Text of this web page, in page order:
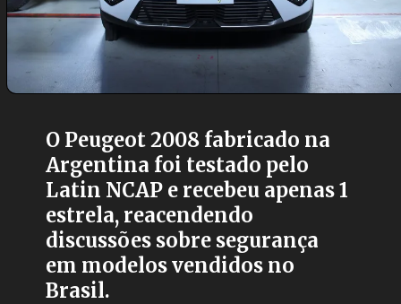
O Peugeot 2008 fabricado na
Argentina foi testado pelo
Latin NCAP e recebeu apenas 1
estrela, reacendendo
discussões sobre segurança
em modelos vendidos no
Brasil.